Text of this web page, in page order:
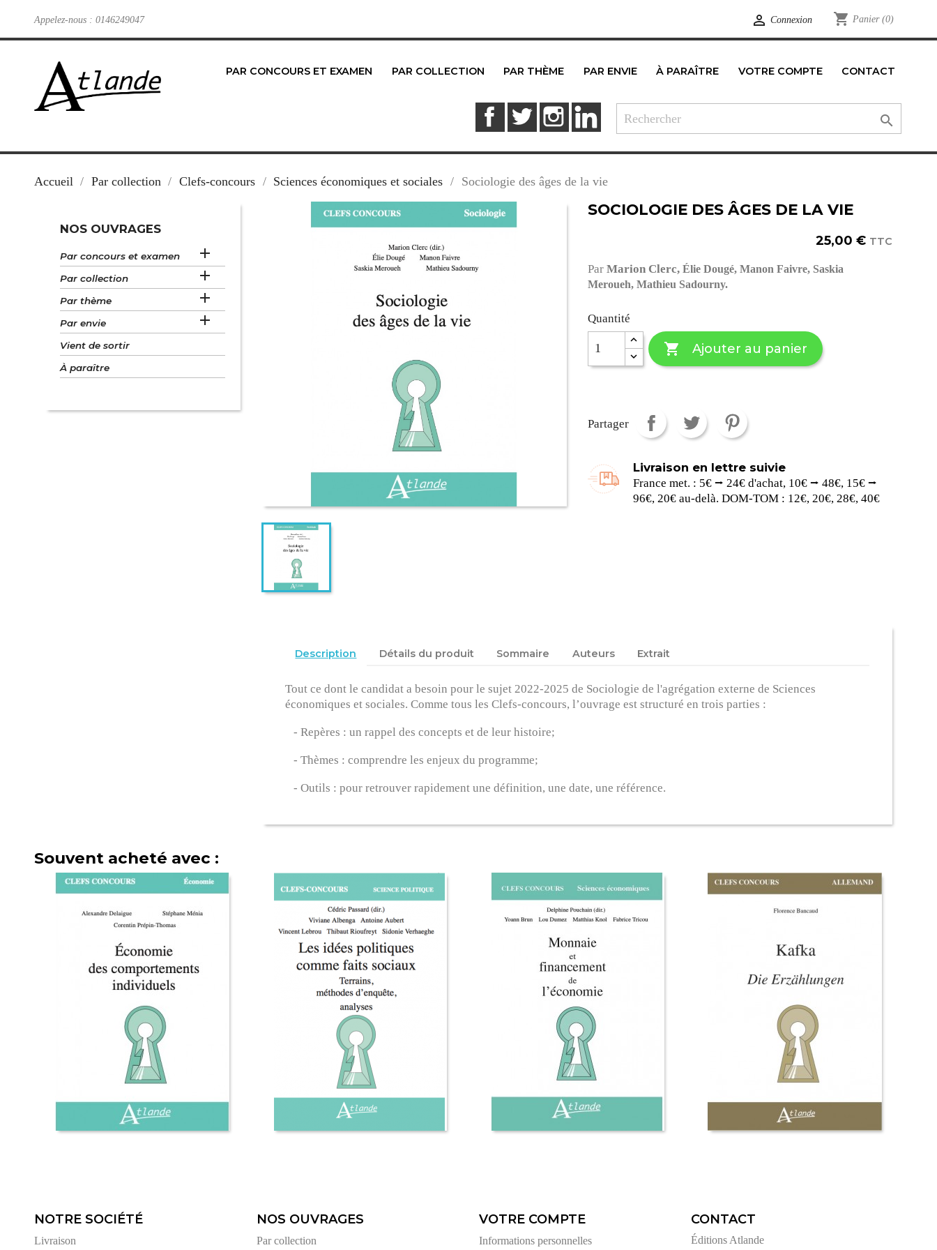
Appelez-nous : 0146249047  Connexion shopping_cart Panier (0)
PAR CONCOURS ET EXAMEN PAR COLLECTION PAR THÈME PAR ENVIE À PARAÎTRE VOTRE COMPTE CONTACT
FacebookTwitter Instagram

Accueil Par collection Clefs-concours Sciences économiques et sociales Sociologie des âges de la vie
NOS OUVRAGES
Par concours et examen 
Par collection 
Par thème 
Par envie 
Vient de sortir
À paraître
SOCIOLOGIE DES ÂGES DE LA VIE
25,00 € TTC
Par Marion Clerc, Élie Dougé, Manon Faivre, Saskia
Meroueh, Mathieu Sadourny.
Quantité
 Ajouter au panier
Partager
Livraison en lettre suivie
France met. : 5€ ⭢ 24€ d'achat, 10€ ⭢ 48€, 15€ ⭢
96€, 20€ au-delà. DOM-TOM : 12€, 20€, 28€, 40€
Description Détails du produit Sommaire Auteurs Extrait
Tout ce dont le candidat a besoin pour le sujet 2022-2025 de Sociologie de l'agrégation externe de Sciences
économiques et sociales. Comme tous les Clefs-concours, l’ouvrage est structuré en trois parties :
- Repères : un rappel des concepts et de leur histoire;
- Thèmes : comprendre les enjeux du programme;
- Outils : pour retrouver rapidement une définition, une date, une référence.
Souvent acheté avec :
NOTRE SOCIÉTÉ
Livraison
NOS OUVRAGES
Par collection
VOTRE COMPTE
Informations personnelles
CONTACT
Éditions Atlande